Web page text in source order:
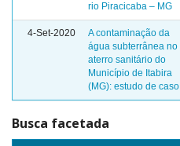
rio Piracicaba – MG
4-Set-2020
A contaminação da
água subterrânea no
aterro sanitário do
Município de Itabira
(MG): estudo de caso
Busca facetada